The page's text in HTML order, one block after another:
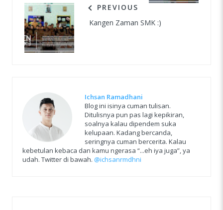
PREVIOUS
Kangen Zaman SMK :)
Ichsan Ramadhani
Blog ini isinya cuman tulisan.
Ditulisnya pun pas lagi kepikiran,
soalnya kalau dipendem suka
kelupaan. Kadang bercanda,
seringnya cuman bercerita. Kalau
kebetulan kebaca dan kamu ngerasa “...eh iya juga”, ya
udah. Twitter di bawah. @ichsanrmdhni